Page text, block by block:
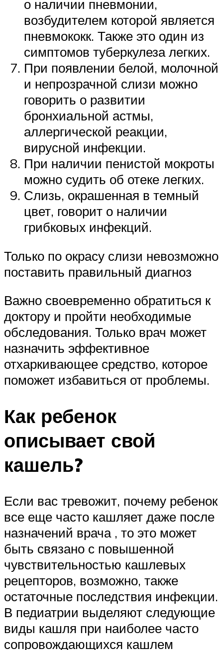
о наличии пневмонии,
возбудителем которой является
пневмококк. Также это один из
симптомов туберкулеза легких.
При появлении белой, молочной
и непрозрачной слизи можно
говорить о развитии
бронхиальной астмы,
аллергической реакции,
вирусной инфекции.
При наличии пенистой мокроты
можно судить об отеке легких.
Слизь, окрашенная в темный
цвет, говорит о наличии
грибковых инфекций.
Только по окрасу слизи невозможно
поставить правильный диагноз
Важно своевременно обратиться к
доктору и пройти необходимые
обследования. Только врач может
назначить эффективное
отхаркивающее средство, которое
поможет избавиться от проблемы.
Как ребенок
описывает свой
кашель?
Если вас тревожит, почему ребенок
все еще часто кашляет даже после
назначений врача , то это может
быть связано с повышенной
чувствительностью кашлевых
рецепторов, возможно, также
остаточные последствия инфекции.
В педиатрии выделяют следующие
виды кашля при наиболее часто
сопровождающихся кашлем